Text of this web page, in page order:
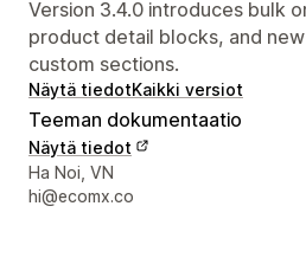
Version 3.4.0 introduces bulk
product detail blocks, and
custom sections.
Näytä tiedotKaikki versiot
Teeman dokumentaatio
Näytä tiedot
Suunnittelijan yhteystiedot
Ha Noi, VN
hi@ecomx.co